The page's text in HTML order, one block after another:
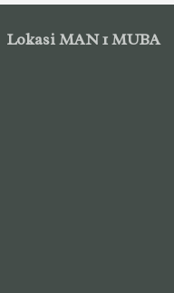
Lokasi MAN 1 MUBA